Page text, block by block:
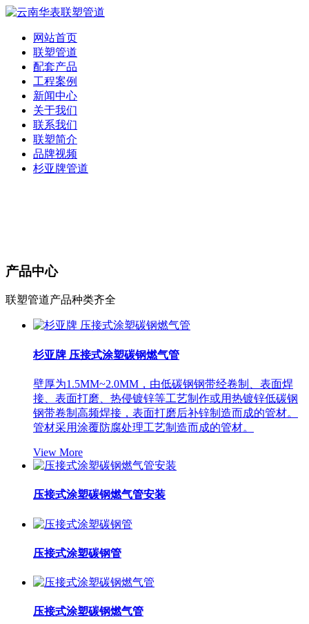
网站首页
联塑管道
配套产品
工程案例
新闻中心
关于我们
联系我们
联塑简介
品牌视频
杉亚牌管道
产品中心
联塑管道产品种类齐全
杉亚牌 压接式涂塑碳钢燃气管
壁厚为1.5MM~2.0MM，由低碳钢钢带经卷制、表面焊
接、表面打磨、热侵镀锌等工艺制作或用热镀锌低碳钢
钢带卷制高频焊接，表面打磨后补锌制造而成的管材。
管材采用涂覆防腐处理工艺制造而成的管材。
View More
压接式涂塑碳钢燃气管安装
压接式涂塑碳钢管
压接式涂塑碳钢燃气管